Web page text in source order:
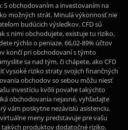
S obchodovaním a investovaním na
možných strát. Minulá výkonnosť nie
budúcich výsledkov. CFD sú
s nimi obchodujete, existuje tu riziko,
rýchlo o peniaze. 66,02-89% účtov
končí pri obchodovaní s týmto
sa nad tým, či chápete, ako CFD
vysoké riziko straty svojich finančných
obchodov so sebou môžu niesť
investíciu kvôli povahe takýchto
obchodovania nejasné, vyhľadajte
vám poskytne nezávislú asistenciu.
meny predstavuje pre vašu
produktov dodatočné riziko.